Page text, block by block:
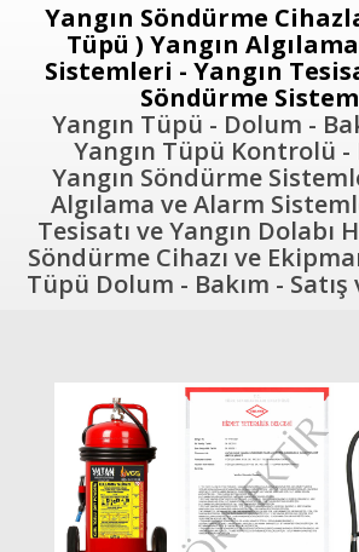
Yangın Söndürme
Tüpü ) Yangın
Sistemleri - Yangın
Söndürme
Yangın Tüpü - Dolum -
Yangın Tüpü Kontrolü -
Yangın Söndürme
Algılama ve Alarm
Tesisatı ve Yangın Dolabı
Söndürme Cihazı ve
Tüpü Dolum - Bakım -